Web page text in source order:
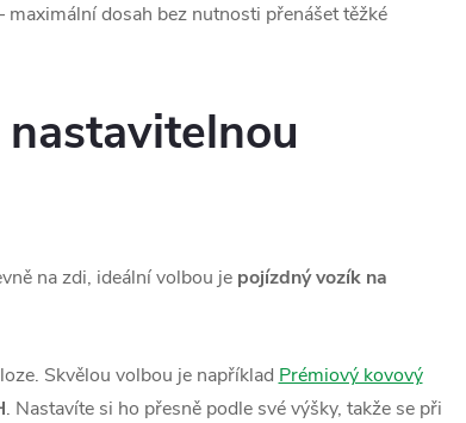
maximální dosah bez nutnosti přenášet těžké
na zdi, ideální volbou je pojízdný vozík na
Skvělou volbou je například Prémiový kovový
. Nastavíte si ho přesně podle své výšky, takže se při